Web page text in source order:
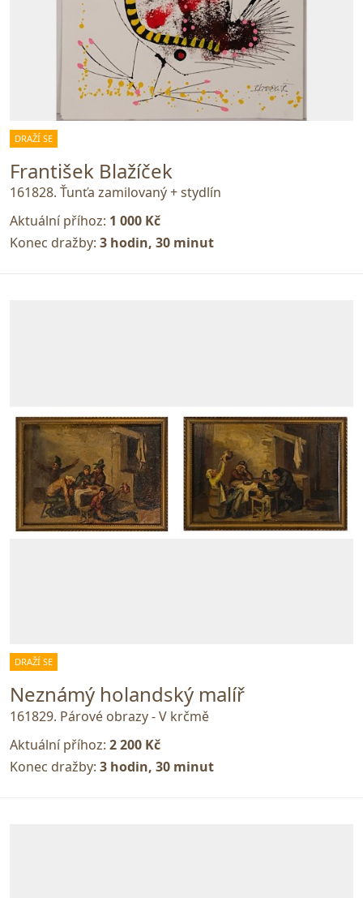
DRAŽÍ SE
František Blažíček
161828. Ťunťa zamilovaný + stydlín
Aktuální příhoz: 1 000 Kč
Konec dražby: 3 hodin, 30 minut
DRAŽÍ SE
Neznámý holandský malíř
161829. Párové obrazy - V krčmě
Aktuální příhoz: 2 200 Kč
Konec dražby: 3 hodin, 30 minut